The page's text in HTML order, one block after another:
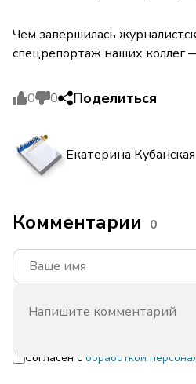
Чем завершилась
спецрепортаж наших коллег
0 0 Поделиться
Екатерина Кубанская
Комментарии 0
Согласен с обработкой